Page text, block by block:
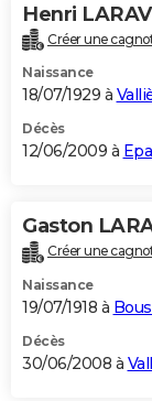
Henri
Créer une
Naissance
18/07/1929 à
Décès
12/06/2009 à
Gaston
Créer une
Naissance
19/07/1918 à
Décès
30/06/2008 à